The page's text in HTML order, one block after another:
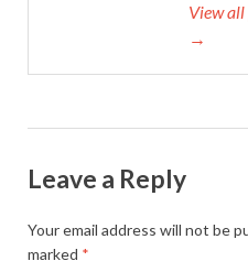
View
→
Leave a Reply
Your email address will not be
marked *